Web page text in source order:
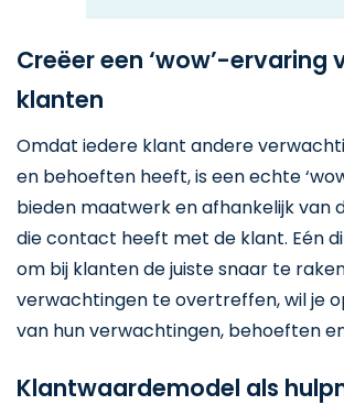
Creëer een ‘wow’-ervaring
klanten
Omdat iedere klant andere
en behoeften heeft, is een echte
bieden maatwerk en afhankelijk van
die contact heeft met de klant. Eén
om bij klanten de juiste snaar te
verwachtingen te overtreffen, wil je
van hun verwachtingen, behoeften
Klantwaardemodel als